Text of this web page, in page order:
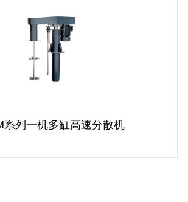
系列一机多缸高速分散机